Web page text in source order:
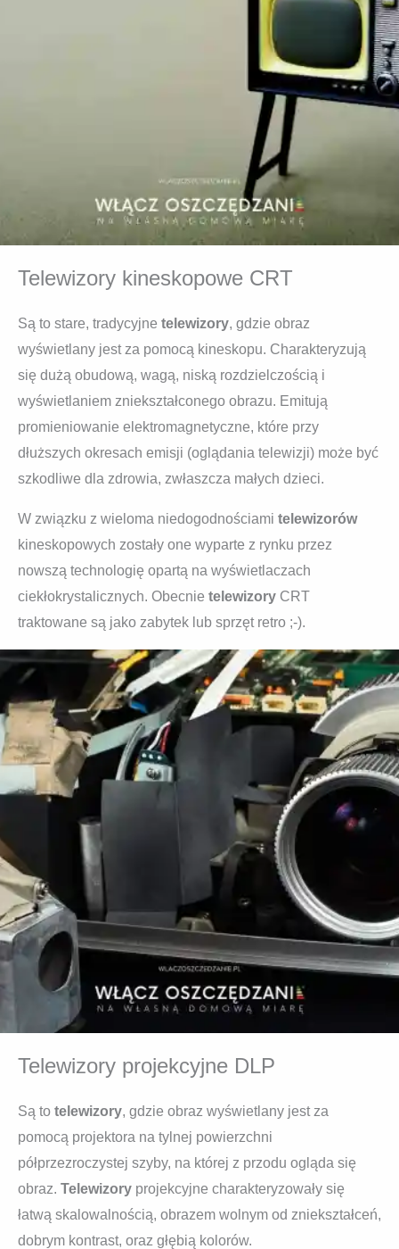
Telewizory kineskopowe CRT
Są to stare, tradycyjne telewizory, gdzie obraz
wyświetlany jest za pomocą kineskopu. Charakteryzują
się dużą obudową, wagą, niską rozdzielczością i
wyświetlaniem zniekształconego obrazu. Emitują
promieniowanie elektromagnetyczne, które przy
dłuższych okresach emisji (oglądania telewizji) może być
szkodliwe dla zdrowia, zwłaszcza małych dzieci.
W związku z wieloma niedogodnościami telewizorów
kineskopowych zostały one wyparte z rynku przez
nowszą technologię opartą na wyświetlaczach
ciekłokrystalicznych. Obecnie telewizory CRT
traktowane są jako zabytek lub sprzęt retro ;-).
Telewizory projekcyjne DLP
Są to telewizory, gdzie obraz wyświetlany jest za
pomocą projektora na tylnej powierzchni
półprzezroczystej szyby, na której z przodu ogląda się
obraz. Telewizory projekcyjne charakteryzowały się
łatwą skalowalnością, obrazem wolnym od zniekształceń,
dobrym kontrast, oraz głębią kolorów.